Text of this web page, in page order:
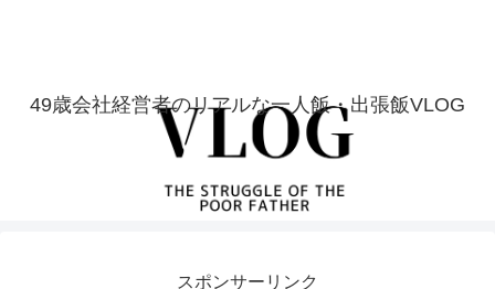
49歳会社経営者のリアルな一人飯・出張飯VLOG
スポンサーリンク